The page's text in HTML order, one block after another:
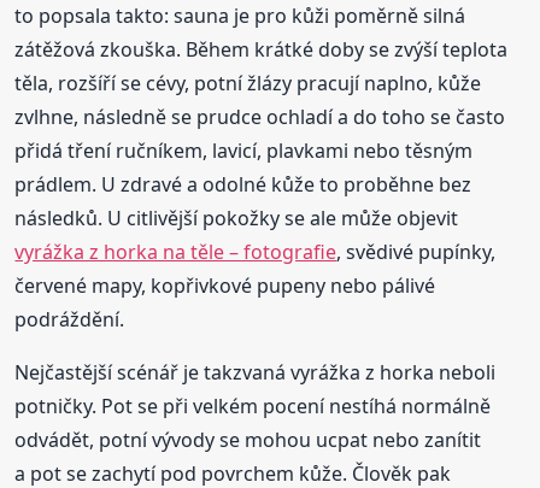
to popsala takto: sauna je pro kůži poměrně silná
zátěžová zkouška. Během krátké doby se zvýší teplota
těla, rozšíří se cévy, potní žlázy pracují naplno, kůže
zvlhne, následně se prudce ochladí a do toho se často
přidá tření ručníkem, lavicí, plavkami nebo těsným
prádlem. U zdravé a odolné kůže to proběhne bez
následků. U citlivější pokožky se ale může objevit
vyrážka z horka na těle – fotografie, svědivé pupínky,
červené mapy, kopřivkové pupeny nebo pálivé
podráždění.
Nejčastější scénář je takzvaná vyrážka z horka neboli
potničky. Pot se při velkém pocení nestíhá normálně
odvádět, potní vývody se mohou ucpat nebo zanítit
a pot se zachytí pod povrchem kůže. Člověk pak